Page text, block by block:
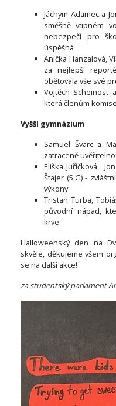
Jáchym Adamec a
směšně vtipném
nebezpečí pro
úspěšná
Anička Hanzalová,
za nejlepší
obětovala vše své
Vojtěch Scheinost
která členům
Vyšší gymnázium
Samuel Švarc a
zatraceně
Eliška Juříčková,
Štajer (5.G) -
výkony
Tristan Turba,
původní nápad,
krve
Halloweenský den na
skvěle, děkujeme všem
se na další akce!
za studentský parlament